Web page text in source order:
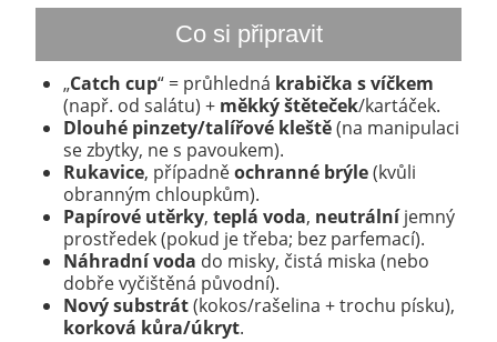
Co si připravit
„Catch cup“ = průhledná krabička s víčkem
(např. od salátu) + měkký štěteček/kartáček.
Dlouhé pinzety/talířové kleště(na manipulaci
se zbytky, ne s pavoukem).
Rukavice, případněochranné brýle(kvůli
obranným chloupkům).
Papírové utěrky, teplá voda, neutrálníjemný
prostředek (pokud je třeba; bez parfemací).
Náhradní voda do misky, čistá miska (nebo
dobře vyčištěná původní).
Nový substrát(kokos/rašelina + trochu písku),
korková kůra/úkryt.